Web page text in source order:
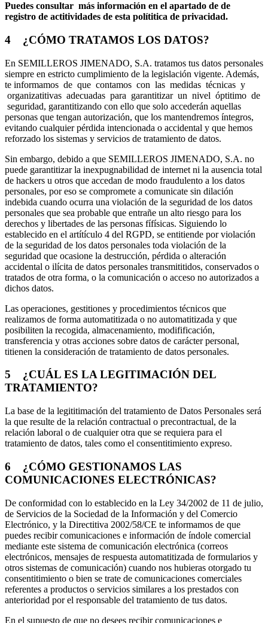
Puedes consultar más información en el apartado de de
registro de actitividades de esta polítitica de privacidad.
4 ¿CÓMO TRATAMOS LOS DATOS?
En SEMILLEROS JIMENADO, S.A. tratamos tus datos personales
siempre en estricto cumplimiento de la legislación vigente. Además,
te informamos de que contamos con las medidas técnicas y
organizatitivas adecuadas para garantitizar un nivel óptitimo de
seguridad, garantitizando con ello que solo accederán aquellas
personas que tengan autorización, que los mantendremos íntegros,
evitando cualquier pérdida intencionada o accidental y que hemos
reforzado los sistemas y servicios de tratamiento de datos.
Sin embargo, debido a que SEMILLEROS JIMENADO, S.A. no
puede garantitizar la inexpugnabilidad de internet ni la ausencia total
de hackers u otros que accedan de modo fraudulento a los datos
personales, por eso se compromete a comunicate sin dilación
indebida cuando ocurra una violación de la seguridad de los datos
personales que sea probable que entrañe un alto riesgo para los
derechos y libertades de las personas fífísicas. Siguiendo lo
establecido en el artítículo 4 del RGPD, se entitiende por violación
de la seguridad de los datos personales toda violación de la
seguridad que ocasione la destrucción, pérdida o alteración
accidental o ilícita de datos personales transmititidos, conservados o
tratados de otra forma, o la comunicación o acceso no autorizados a
dichos datos.
Las operaciones, gestitiones y procedimientos técnicos que
realizamos de forma automatitizada o no automatitizada y que
posibiliten la recogida, almacenamiento, modifificación,
transferencia y otras acciones sobre datos de carácter personal,
titienen la consideración de tratamiento de datos personales.
5 ¿CUÁL ES LA LEGITIMACIÓN DEL
TRATAMIENTO?
La base de la legititimación del tratamiento de Datos Personales será
la que resulte de la relación contractual o precontractual, de la
relación laboral o de cualquier otra que se requiera para el
tratamiento de datos, tales como el consentitimiento expreso.
6 ¿CÓMO GESTIONAMOS LAS
COMUNICACIONES ELECTRÓNICAS?
De conformidad con lo establecido en la Ley 34/2002 de 11 de julio,
de Servicios de la Sociedad de la Información y del Comercio
Electrónico, y la Directitiva 2002/58/CE te informamos de que
puedes recibir comunicaciones e información de índole comercial
mediante este sistema de comunicación electrónica (correos
electrónicos, mensajes de respuesta automatitizada de formularios y
otros sistemas de comunicación) cuando nos hubieras otorgado tu
consentitimiento o bien se trate de comunicaciones comerciales
referentes a productos o servicios similares a los prestados con
anterioridad por el responsable del tratamiento de tus datos.
En el supuesto de que no desees recibir comunicaciones e